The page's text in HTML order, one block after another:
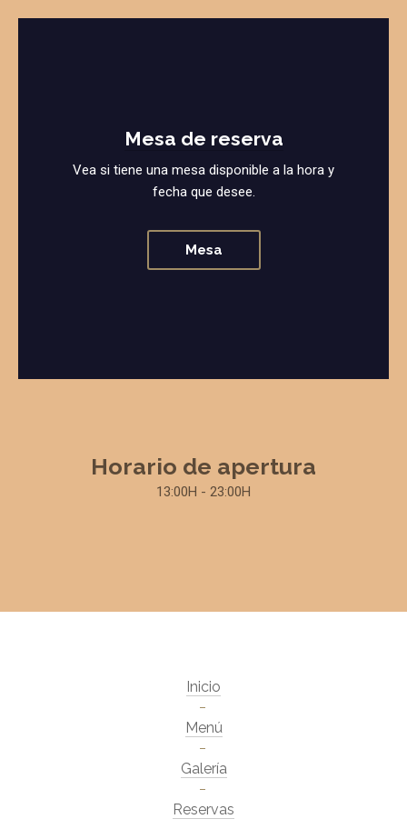
Mesa de reserva
Vea si tiene una mesa disponible a la hora y
fecha que desee.
Mesa
Horario de apertura
13:00H - 23:00H
Inicio
Menú
Galería
Reservas